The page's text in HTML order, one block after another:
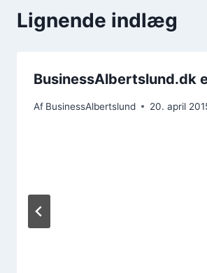
Lignende indlæg
BusinessAlbertslund.dk
Af BusinessAlbertslund 20. april